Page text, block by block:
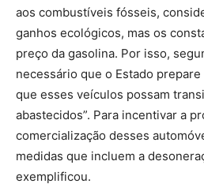
aos combustíveis fósseis,
ganhos ecológicos, mas os
preço da gasolina. Por isso,
necessário que o Estado
que esses veículos possam
abastecidos”. Para incentivar a
comercialização desses
medidas que incluem a
exemplificou.